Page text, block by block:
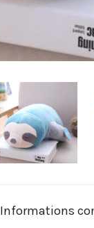
Informations